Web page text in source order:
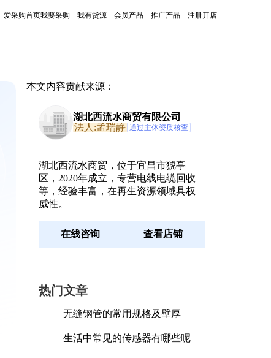
爱采购首页我要采购 我有货源 会员产品 推广产品 注册开店
本文内容贡献来源：
湖北西流水商贸有限公司
法人:孟瑞静 通过主体资质核查
湖北西流水商贸，位于宜昌市猇亭
区，2020年成立，专营电线电缆回收
等，经验丰富，在再生资源领域具权
威性。
在线咨询 查看店铺
热门文章
无缝钢管的常用规格及壁厚
生活中常见的传感器有哪些呢